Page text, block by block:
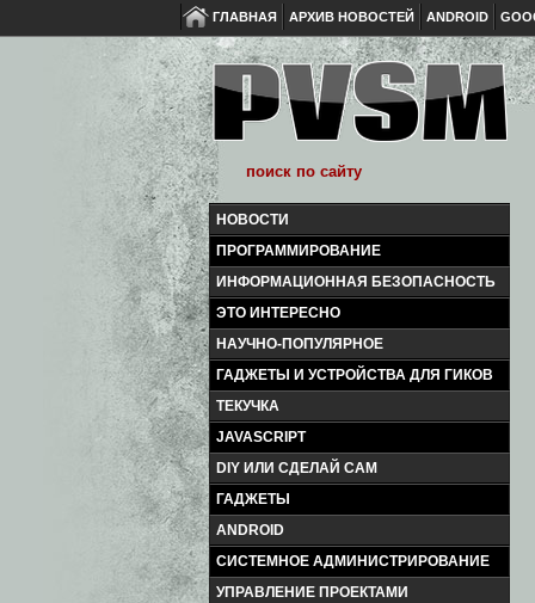
ГЛАВНАЯ АРХИВ НОВОСТЕЙ ANDROID
НОВОСТИ
ПРОГРАММИРОВАНИЕ
ИНФОРМАЦИОННАЯ БЕЗОПАСНОСТЬ
ЭТО ИНТЕРЕСНО
НАУЧНО-ПОПУЛЯРНОЕ
ГАДЖЕТЫ И УСТРОЙСТВА ДЛЯ ГИКОВ
ТЕКУЧКА
JAVASCRIPT
DIY ИЛИ СДЕЛАЙ САМ
ГАДЖЕТЫ
ANDROID
СИСТЕМНОЕ АДМИНИСТРИРОВАНИЕ
УПРАВЛЕНИЕ ПРОЕКТАМИ